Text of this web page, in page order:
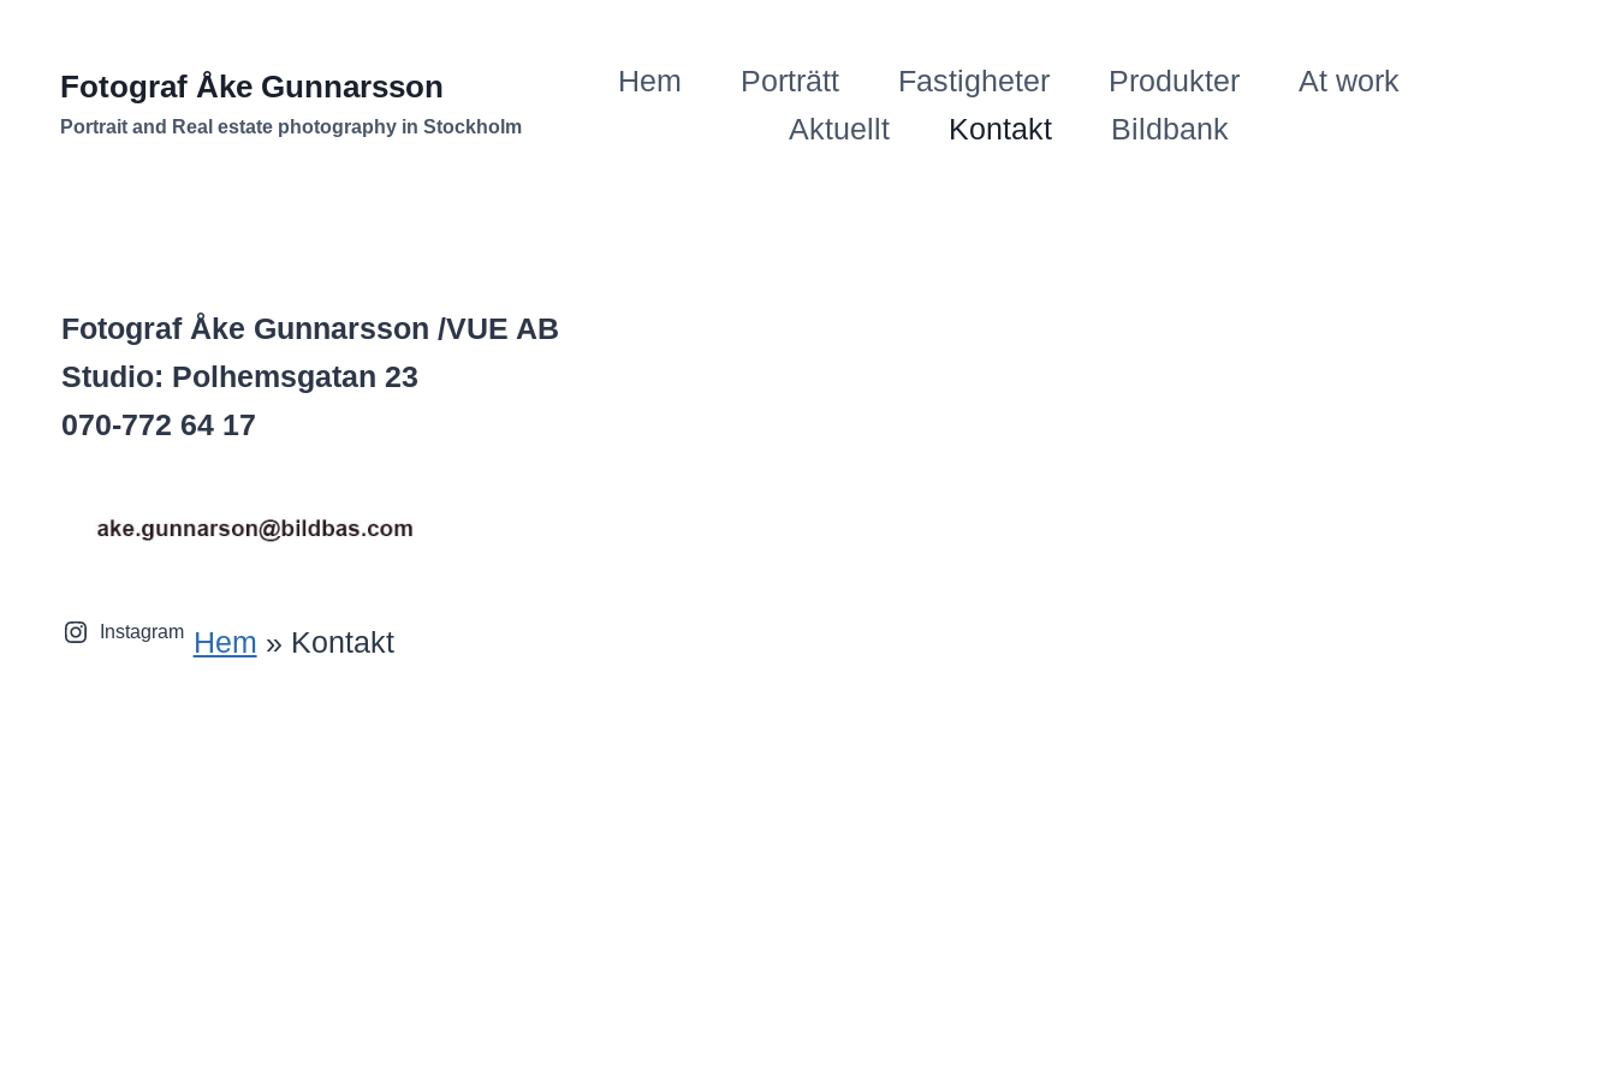
content
Fotograf Åke Gunnarsson
Portrait and Real estate photography in Stockholm
Hem Porträtt Fastigheter Produkter
At work
Aktuellt
Kontakt Bildbank
Fotograf Åke Gunnarsson /VUE AB
Studio: Polhemsgatan 23
070-772 64 17
Instagram Hem » Kontakt